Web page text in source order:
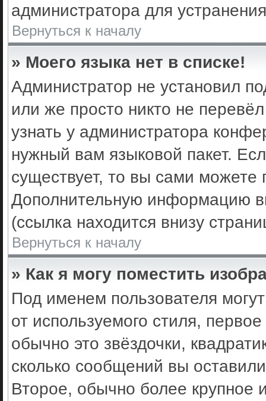
администратора для
Вернуться к началу
» Моего языка нет в списке!
Администратор не установил
или же просто никто не
узнать у администратора
нужный вам языковой пакет.
существует, то вы сами можете
Дополнительную информацию
(ссылка находится внизу
Вернуться к началу
» Как я могу поместить
Под именем пользователя
от используемого стиля,
обычно это звёздочки,
сколько сообщений вы
Второе, обычно более крупное